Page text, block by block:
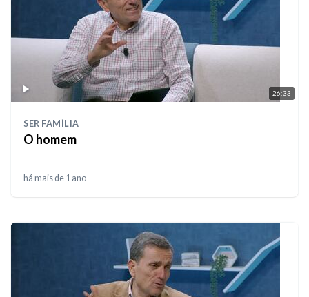
26:33
SER FAMÍLIA
O homem
há mais de 1 ano